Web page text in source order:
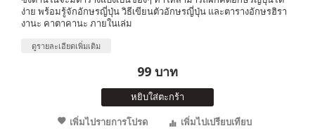
ง่าย พร้อมรู้จักอักษรญี่ปุ่น วิธีเขียนตัวอักษรญี่ปุ่น และตารางอักษรฮิรา
งานะ คาตาคานะ ภายในเล่ม
ดูรายละเอียดเพิ่มเติม
99 บาท
หยิบใส่ตะกร้า
เพิ่มไปรายการโปรด
เพิ่มไปเปรียบเทียบ